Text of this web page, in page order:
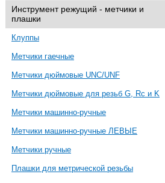
Инструмент режущий - метчики и
плашки
Клуппы
Метчики гаечные
Метчики дюймовые UNC/UNF
Метчики дюймовые для резьб G, Rc и K
Метчики машинно-ручные
Метчики машинно-ручные ЛЕВЫЕ
Метчики ручные
Плашки для метрической резьбы